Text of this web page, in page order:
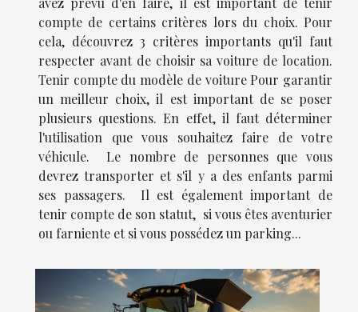
compte de certains critères lors du choix. Pour
cela, découvrez 3 critères importants qu'il faut
respecter avant de choisir sa voiture de location.
Tenir compte du modèle de voiture Pour garantir
un meilleur choix, il est important de se poser
plusieurs questions. En effet, il faut déterminer
l'utilisation que vous souhaitez faire de votre
véhicule. Le nombre de personnes que vous
devrez transporter et s'il y a des enfants parmi
ses passagers. Il est également important de
tenir compte de son statut, si vous êtes aventurier
ou farniente et si vous possédez un parking...